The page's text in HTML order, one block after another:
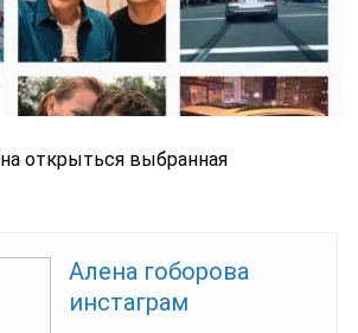
открыться выбранная
Алена гоборова
инстаграм